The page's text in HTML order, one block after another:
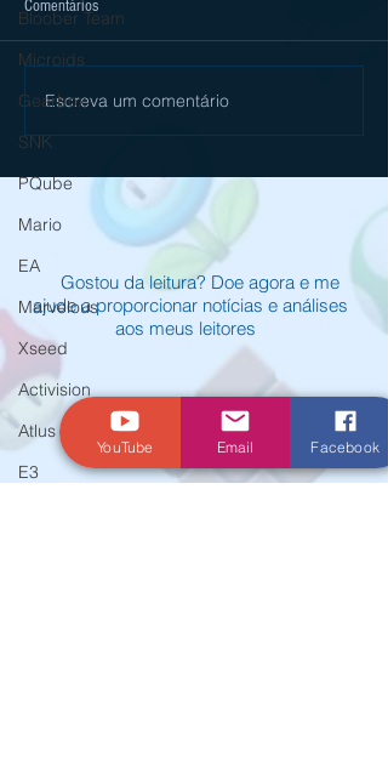
Bloober Team
Microids
Gearbox
SNK
PQube
Mario
EA
Marvelous
Xseed
Activision
Atlus
E3
[Review] Digimon Story Time
Stranger é mais um excelente RPG
Comentários
Escreva um comentário
Gostou da leitura? Doe agora e me
ajude a proporcionar notícias e análises
aos meus leitores
YouTube Email Facebook